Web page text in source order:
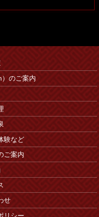
のご案内
験など
ご案内
せ
リシー